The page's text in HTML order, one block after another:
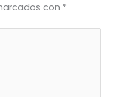
con *